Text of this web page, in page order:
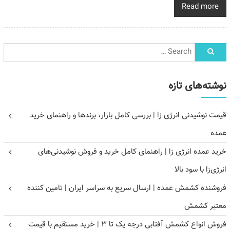
Read more
نوشته‌های تازه
قیمت نوشیدنی انرژی زا | بررسی کامل بازار، برندها و راهنمای خرید
عمده
خرید عمده انرژی زا | راهنمای کامل خرید و فروش نوشیدنی‌های
انرژی‌زا با سود بالا
فروشنده کشمش عمده | ارسال سریع به سراسر ایران | تامین کننده
معتبر کشمش
فروش انواع کشمش آفتابی درجه یک تا ۳ | خرید مستقیم با قیمت